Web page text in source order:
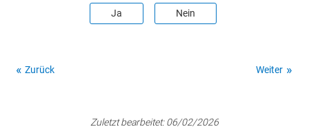
Ja Nein
Zurück Weiter
Zuletzt bearbeitet:06/02/2026